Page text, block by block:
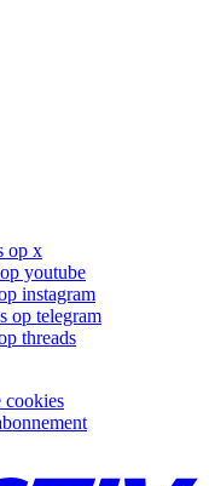
op x
youtube
instagram
op telegram
threads
cookies